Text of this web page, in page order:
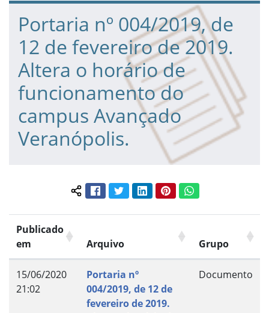
Fim da navegação
Início do conteúdo
Portaria nº 004/2019, de
12 de fevereiro de 2019.
Altera o horário de
funcionamento do
campus Avançado
Veranópolis.
Compartilhar conteúdo:
FacebookTwitterLinkedInPinterestWhatsApp
Publicado
em
Arquivo Grupo
15/06/2020
21:02
Portaria nº
004/2019, de 12 de
fevereiro de 2019.
Documento